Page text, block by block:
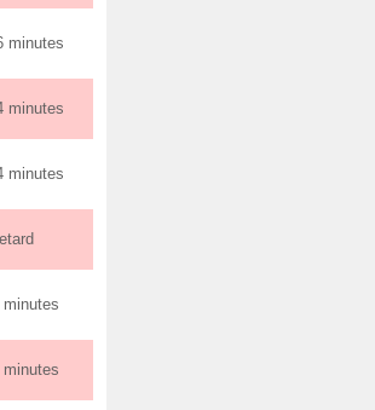
minutes
minutes
minutes
minutes
minutes